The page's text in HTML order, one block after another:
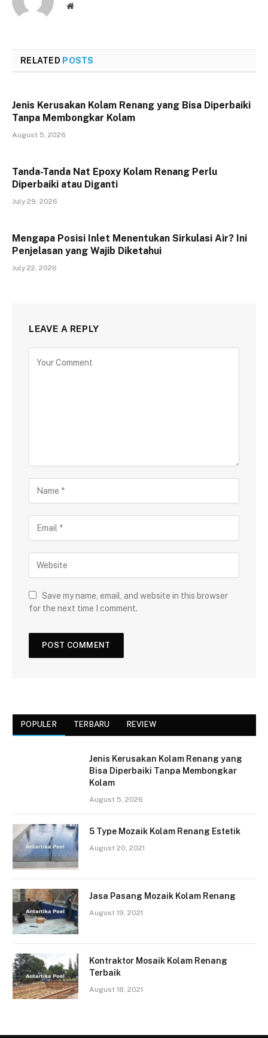
Website
RELATED POSTS
Jenis Kerusakan Kolam Renang yang Bisa Diperbaiki
Tanpa Membongkar Kolam
August 5, 2026
Tanda-Tanda Nat Epoxy Kolam Renang Perlu
Diperbaiki atau Diganti
July 29, 2026
Mengapa Posisi Inlet Menentukan Sirkulasi Air? Ini
Penjelasan yang Wajib Diketahui
July 22, 2026
LEAVE A REPLY
Save my name, email, and website in this browser
for the next time I comment.
POPULER TERBARU REVIEW
Jenis Kerusakan Kolam Renang yang
Bisa Diperbaiki Tanpa Membongkar
Kolam
August 5, 2026
5 Type Mozaik Kolam Renang Estetik
August 20, 2021
Jasa Pasang Mozaik Kolam Renang
August 19, 2021
Kontraktor Mosaik Kolam Renang
Terbaik
August 18, 2021